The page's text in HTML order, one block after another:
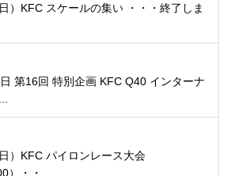
）KFC スケールの集い ・・・終了しま
第16回 特別企画 KFC Q40 インターナ
）KFC パイロンレース大会
）・・...